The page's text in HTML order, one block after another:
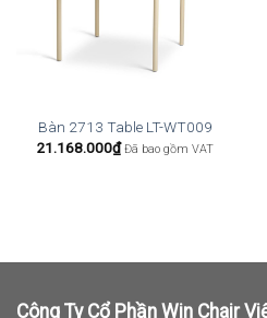
Bàn 2713 Table LT-WT009
21.168.000₫ Đã bao gồm VAT
Công Ty Cổ Phần Win Chair